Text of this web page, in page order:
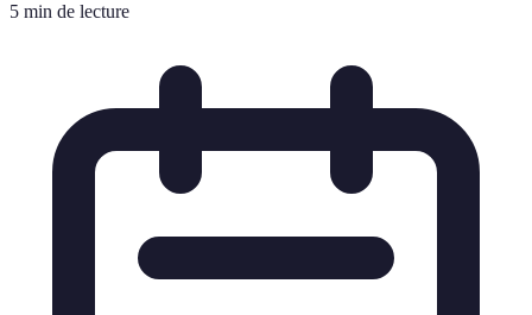
5 min de lecture